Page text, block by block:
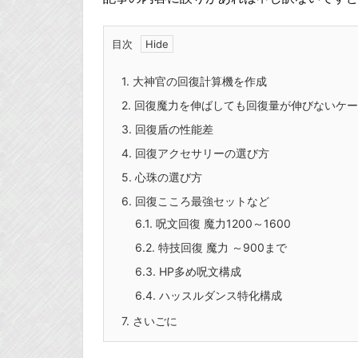
目次
1. 大神官の回復計算機を作成
2. 回復魔力を伸ばしても回復量が伸びないケ
3. 回復盾の性能差
4. 回復アクセサリーの選び方
5. 心珠の選び方
6. 回復こころ最強セットなど
6.1. 呪文回復 魔力1200～1600
6.2. 特技回復 魔力 ～900まで
6.3. HP多め呪文構成
6.4. ハッスルダンス特化構成
7. さいごに